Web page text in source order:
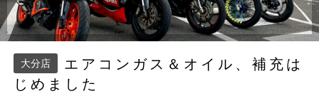
大分店
エアコンガス＆オイル、補充は
じめました